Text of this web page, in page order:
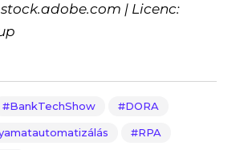
| Licenc:
BankTechShow DORA
RPA